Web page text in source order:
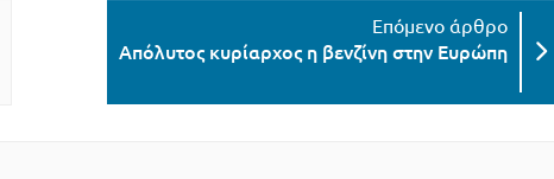
Απόλυτος κυρίαρχος η βενζίνη στην Ευρώπη